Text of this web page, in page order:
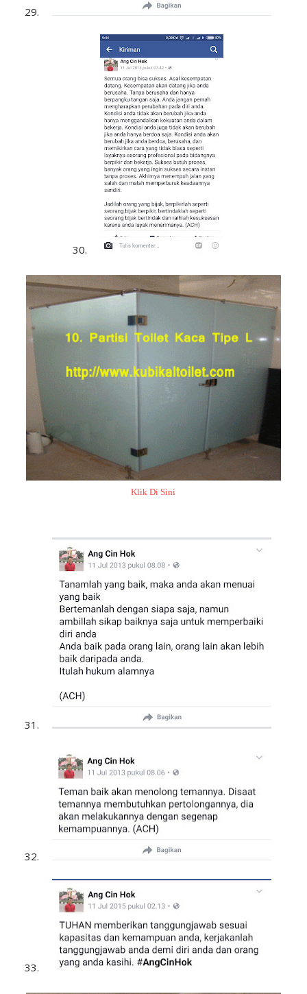
29.
30.
Klik Di Sini
31.
32.
33.